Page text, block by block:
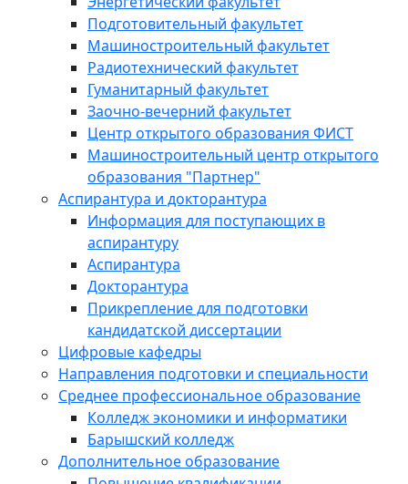
Подготовительный факультет
Машиностроительный факультет
Радиотехнический факультет
Гуманитарный факультет
Заочно-вечерний факультет
Центр открытого образования ФИСТ
Машиностроительный центр открытого
образования "Партнер"
Аспирантура и докторантура
Информация для поступающих в
аспирантуру
Аспирантура
Докторантура
Прикрепление для подготовки
кандидатской диссертации
Цифровые кафедры
Направления подготовки и специальности
Среднее профессиональное образование
Колледж экономики и информатики
Барышский колледж
Дополнительное образование